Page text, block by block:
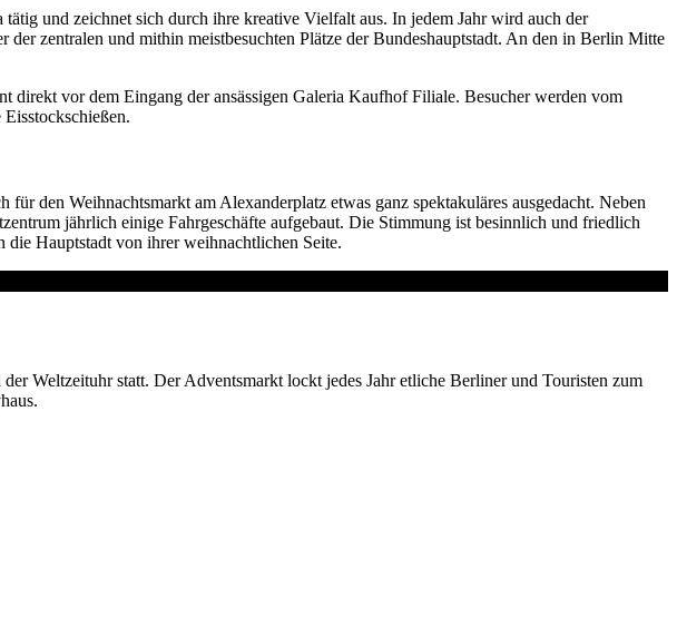
und zeichnet sich durch ihre kreative Vielfalt aus. In jedem Jahr wird auch der
zentralen und mithin meistbesuchten Plätze der Bundeshauptstadt. An den in Berlin Mitte
direkt vor dem Eingang der ansässigen Galeria Kaufhof Filiale. Besucher werden vom
den Weihnachtsmarkt am Alexanderplatz etwas ganz spektakuläres ausgedacht. Neben
jährlich einige Fahrgeschäfte aufgebaut. Die Stimmung ist besinnlich und friedlich
Hauptstadt von ihrer weihnachtlichen Seite.
Weltzeituhr statt. Der Adventsmarkt lockt jedes Jahr etliche Berliner und Touristen zum